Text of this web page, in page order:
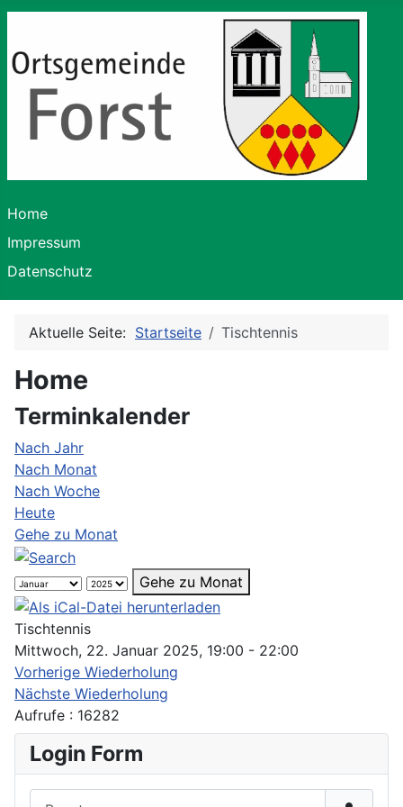
Home
Impressum
Datenschutz
Aktuelle Seite: Startseite Tischtennis
Home
Terminkalender
Nach Jahr
Nach Monat
Nach Woche
Heute
Gehe zu Monat
Gehe zu Monat
Tischtennis
Mittwoch, 22. Januar 2025, 19:00 - 22:00
Vorherige Wiederholung
Nächste Wiederholung
Aufrufe : 16282
Login Form